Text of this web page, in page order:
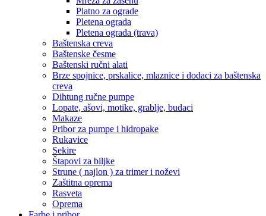
Platno za ograde
Pletena ograda
Pletena ograda (trava)
Baštenska creva
Baštenske česme
Baštenski ručni alati
Brze spojnice, prskalice, mlaznice i dodaci za baštenska
creva
Dihtung ručne pumpe
Lopate, ašovi, motike, grablje, budaci
Makaze
Pribor za pumpe i hidropake
Rukavice
Sekire
Štapovi za biljke
Strune ( najlon ) za trimer i noževi
Zaštitna oprema
Rasveta
Oprema